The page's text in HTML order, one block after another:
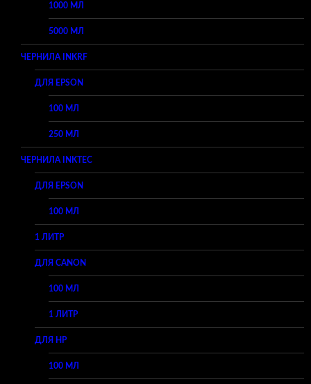
1000 МЛ
5000 МЛ
ЧЕРНИЛА INKRF
ДЛЯ EPSON
100 МЛ
250 МЛ
ЧЕРНИЛА INKTEC
ДЛЯ EPSON
100 МЛ
1 ЛИТР
ДЛЯ CANON
100 МЛ
1 ЛИТР
ДЛЯ HP
100 МЛ